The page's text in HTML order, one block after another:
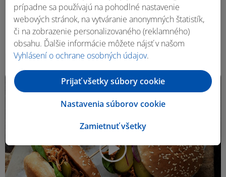
Roman Paulus
Hamburger so šalátom Coleslaw
1 h 0 m 4 porcie
prípadne sa používajú na pohodlné nastavenie
webových stránok, na vytváranie anonymných štatistík,
či na zobrazenie personalizovaného (reklamného)
obsahu. Ďalšie informácie môžete nájsť v našom
Vyhlásení o ochrane osobných údajov.
Zamietnuť všetky
Nastavenia súborov cookie
Prijať všetky súbory cookie